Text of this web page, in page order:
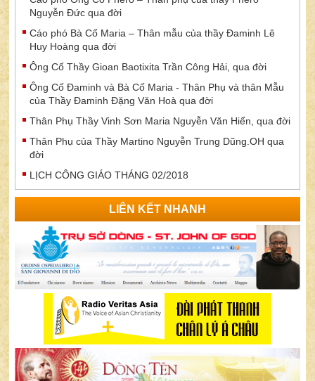
Nguyễn Đức qua đời
Cáo phó Bà Cố Maria – Thân mẫu của thầy Đaminh Lê
Huy Hoàng qua đời
Ông Cố Thầy Gioan Baotixita Trần Công Hải, qua đời
Ông Cố Đaminh và Bà Cố Maria - Thân Phụ và thân Mẫu
của Thầy Đaminh Đặng Văn Hoà qua đời
Thân Phụ Thầy Vinh Sơn Maria Nguyễn Văn Hiển, qua đời
Thân Phụ của Thầy Martino Nguyễn Trung Dũng.OH qua
đời
LỊCH CÔNG GIÁO THÁNG 02/2018
LIÊN KẾT NHANH